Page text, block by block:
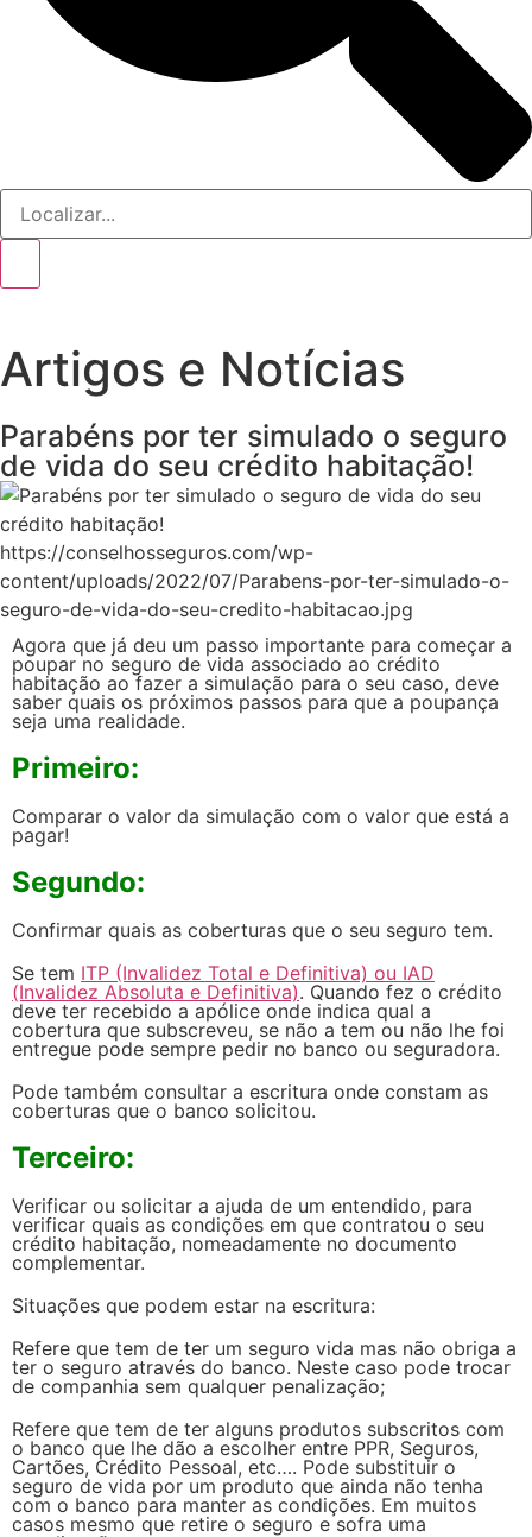
Artigos e Notícias
Parabéns por ter simulado o seguro
de vida do seu crédito habitação!
https://conselhosseguros.com/wp-
content/uploads/2022/07/Parabens-por-ter-simulado-o-
seguro-de-vida-do-seu-credito-habitacao.jpg
Agora que já deu um passo importante para começar a
poupar no seguro de vida associado ao crédito
habitação ao fazer a simulação para o seu caso, deve
saber quais os próximos passos para que a poupança
seja uma realidade.
Primeiro:
Comparar o valor da simulação com o valor que está a
pagar!
Segundo:
Confirmar quais as coberturas que o seu seguro tem.
Se tem ITP (Invalidez Total e Definitiva) ou IAD
(Invalidez Absoluta e Definitiva). Quando fez o crédito
deve ter recebido a apólice onde indica qual a
cobertura que subscreveu, se não a tem ou não lhe foi
entregue pode sempre pedir no banco ou seguradora.
Pode também consultar a escritura onde constam as
coberturas que o banco solicitou.
Terceiro:
Verificar ou solicitar a ajuda de um entendido, para
verificar quais as condições em que contratou o seu
crédito habitação, nomeadamente no documento
complementar.
Situações que podem estar na escritura:
Refere que tem de ter um seguro vida mas não obriga a
ter o seguro através do banco. Neste caso pode trocar
de companhia sem qualquer penalização;
Refere que tem de ter alguns produtos subscritos com
o banco que lhe dão a escolher entre PPR, Seguros,
Cartões, Crédito Pessoal, etc…. Pode substituir o
seguro de vida por um produto que ainda não tenha
com o banco para manter as condições. Em muitos
casos mesmo que retire o seguro e sofra uma